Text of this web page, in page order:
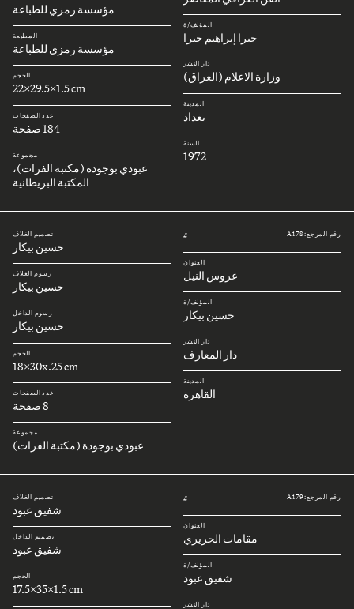
المؤلف/ة
جبرا إبراهيم جبرا
دار النشر
وزارة الاعلام (العراق)
المدينة
بغداد
السنة
1972
مؤسسة رمزي للطباعة
المطبعة
مؤسسة رمزي للطباعة
الحجم
22x29.5x1.5 cm
عدد الصفحات
184 صفحة
مجموعة
عبودي بوجودة (مكتبة الفرات)،
المكتبة البريطانية
رقم المرجع: A178 #
العنوان
عروس النيل
المؤلف/ة
حسين بيكار
دار النشر
دار المعارف
المدينة
القاهرة
تصميم الغلاف
حسين بيكار
رسوم الغلاف
حسين بيكار
رسوم الداخل
حسين بيكار
الحجم
18x30x.25 cm
عدد الصفحات
8 صفحة
مجموعة
عبودي بوجودة (مكتبة الفرات)
رقم المرجع: A179 #
العنوان
مقامات الحريري
المؤلف/ة
شفيق عبود
دار النشر
تصميم الغلاف
شفيق عبود
تصميم الداخل
شفيق عبود
الحجم
17.5x35x1.5 cm